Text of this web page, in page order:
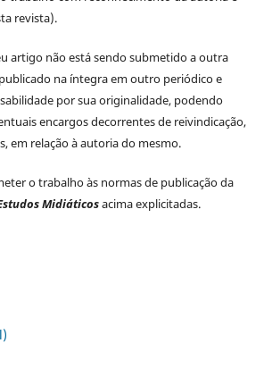
revista).
artigo não está sendo submetido a outra
na íntegra em outro periódico e
por sua originalidade, podendo
encargos decorrentes de reivindicação,
em relação à autoria do mesmo.
o trabalho às normas de publicação da
Midiáticosacima explicitadas.